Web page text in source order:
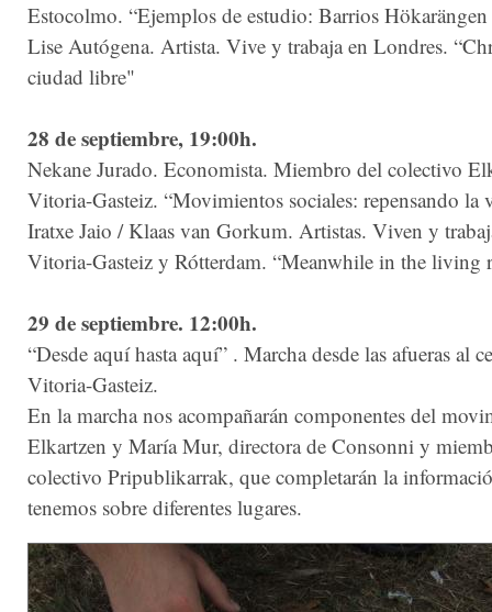
Estocolmo. “Ejemplos de estudio: Barrios Hökarängen
Lise Autógena. Artista. Vive y trabaja en Londres.
ciudad libre"
28 de septiembre, 19:00h.
Nekane Jurado. Economista. Miembro del colectivo
Vitoria-Gasteiz. “Movimientos sociales: repensando la
Iratxe Jaio / Klaas van Gorkum. Artistas. Viven y
Vitoria-Gasteiz y Rótterdam. “Meanwhile in the living
29 de septiembre. 12:00h.
“Desde aquí hasta aquí” . Marcha desde las afueras al
Vitoria-Gasteiz.
En la marcha nos acompañarán componentes del
Elkartzen y María Mur, directora de Consonni y
colectivo Pripublikarrak, que completarán la
tenemos sobre diferentes lugares.